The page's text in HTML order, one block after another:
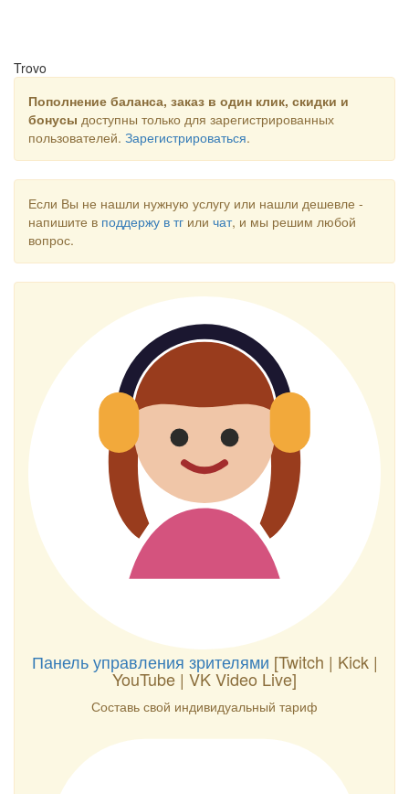
Trovo
Пополнение баланса, заказ в один клик, скидки и
бонусы доступны только для зарегистрированных
пользователей. Зарегистрироваться.
Если Вы не нашли нужную услугу или нашли дешевле -
напишите в поддержу в тг или чат, и мы решим любой
вопрос.
Панель управления зрителями [Twitch | Kick |
YouTube | VK Video Live]
Составь свой индивидуальный тариф